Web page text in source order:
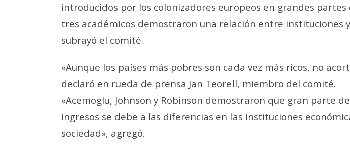
introducidos por los colonizadores europeos en grandes partes
tres académicos demostraron una relación entre instituciones
subrayó el comité.
«Aunque los países más pobres son cada vez más ricos, no
declaró en rueda de prensa Jan Teorell, miembro del comité.
«Acemoglu, Johnson y Robinson demostraron que gran parte
ingresos se debe a las diferencias en las instituciones
sociedad», agregó.